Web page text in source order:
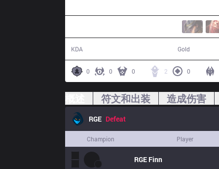
KDA Gold
0 0 0 2 0
符文和出装 造成伤害
RGE Defeat
Champion Player
RGE Finn